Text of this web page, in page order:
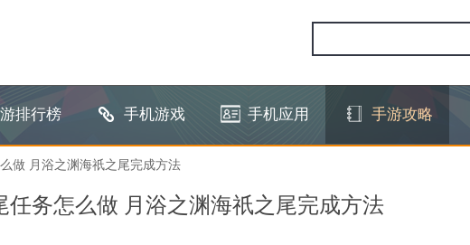
排行榜 手机游戏 手机应用 手游攻略
做 月浴之渊海祇之尾完成方法
任务怎么做 月浴之渊海祇之尾完成方法